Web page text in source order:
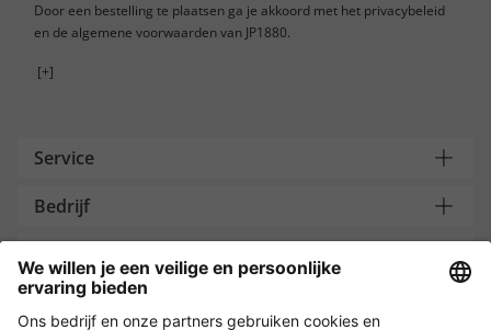
Door een bestelling te plaatsen ga je akkoord met het privacybeleid
en de algemene voorwaarden van JP1880.
[+]
Service
Bedrijf
Payment and Delivery